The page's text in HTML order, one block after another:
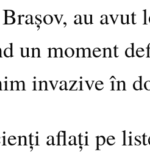
au
un moment
invazive în
aflați pe